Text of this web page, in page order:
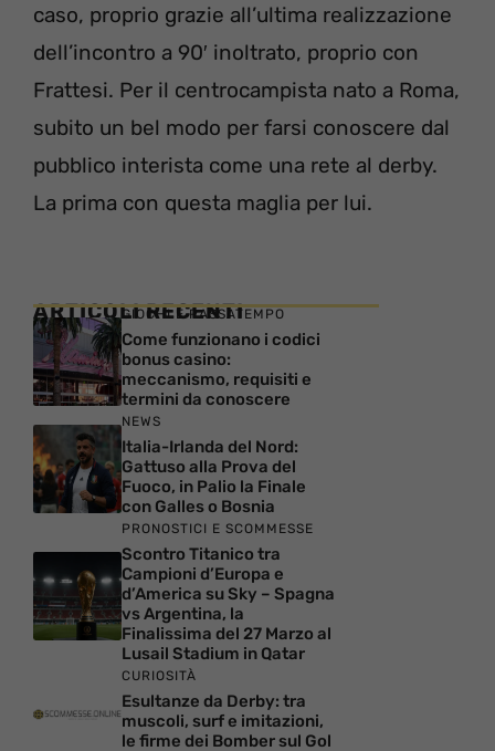
caso, proprio grazie all’ultima realizzazione
dell’incontro a 90′ inoltrato, proprio con
Frattesi. Per il centrocampista nato a Roma,
subito un bel modo per farsi conoscere dal
pubblico interista come una rete al derby.
La prima con questa maglia per lui.
ARTICOLI RECENTI
GIOCHI E PASSATEMPO
Come funzionano i codici
bonus casino:
meccanismo, requisiti e
termini da conoscere
NEWS
Italia-Irlanda del Nord:
Gattuso alla Prova del
Fuoco, in Palio la Finale
con Galles o Bosnia
PRONOSTICI E SCOMMESSE
Scontro Titanico tra
Campioni d’Europa e
d’America su Sky – Spagna
vs Argentina, la
Finalissima del 27 Marzo al
Lusail Stadium in Qatar
CURIOSITÀ
Esultanze da Derby: tra
muscoli, surf e imitazioni,
le firme dei Bomber sul Gol